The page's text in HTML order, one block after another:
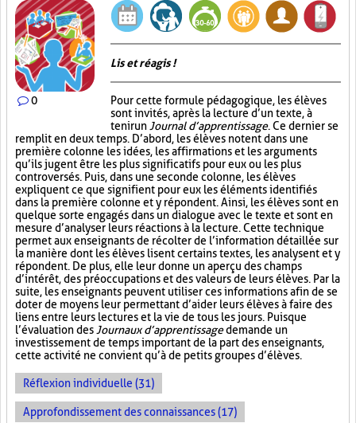
0
Lis et réagis !
Pour cette formule pédagogique, les élèves
sont invités, après la lecture d’un texte, à
tenir un Journal d’apprentissage. Ce dernier se
remplit en deux temps. D’abord, les élèves notent dans une
première colonne les idées, les affirmations et les arguments
qu’ils jugent être les plus significatifs pour eux ou les plus
controversés. Puis, dans une seconde colonne, les élèves
expliquent ce que signifient pour eux les éléments identifiés
dans la première colonne et y répondent. Ainsi, les élèves sont en
quelque sorte engagés dans un dialogue avec le texte et sont en
mesure d’analyser leurs réactions à la lecture. Cette technique
permet aux enseignants de récolter de l’information détaillée sur
la manière dont les élèves lisent certains textes, les analysent et y
répondent. De plus, elle leur donne un aperçu des champs
d’intérêt, des préoccupations et des valeurs de leurs élèves. Par la
suite, les enseignants peuvent utiliser ces informations afin de se
doter de moyens leur permettant d’aider leurs élèves à faire des
liens entre leurs lectures et la vie de tous les jours. Puisque
l’évaluation des Journaux d’apprentissagedemande un
investissement de temps important de la part des enseignants,
cette activité ne convient qu’à de petits groupes d’élèves.
Réflexion individuelle (31)
Approfondissement des connaissances (17)